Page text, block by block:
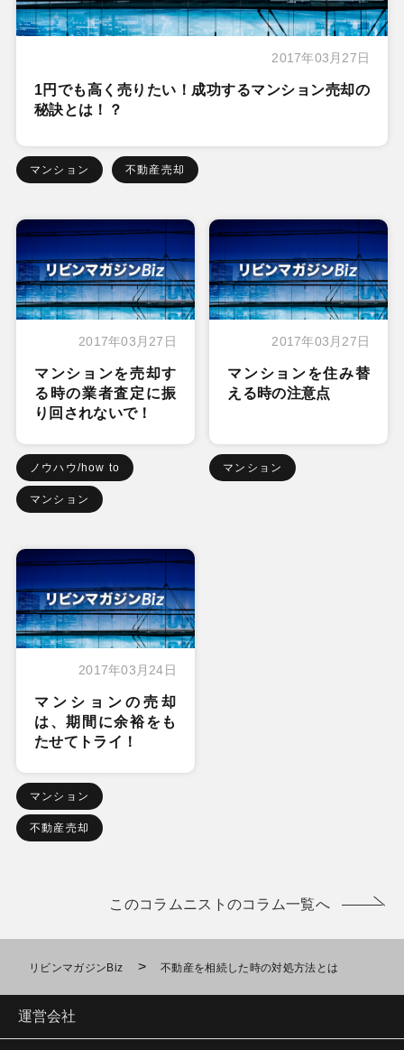
2017年03月27日
1円でも高く売りたい！成功するマンション売却の
秘訣とは！？
マンション 不動産売却
2017年03月27日
マンションを売却す
る時の業者査定に振
り回されないで！
ノウハウ/how to
マンション
2017年03月27日
マンションを住み替
える時の注意点
マンション
2017年03月24日
マンションの売却
は、期間に余裕をも
たせてトライ！
マンション
不動産売却
このコラムニストのコラム一覧へ
リビンマガジンBiz > 不動産を相続した時の対処方法とは
運営会社